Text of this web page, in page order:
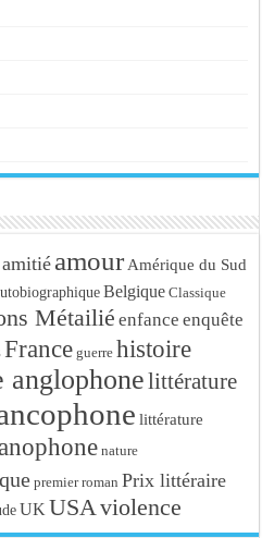
amitié amour Amérique du Sud
Belgique Classique
Métailié enfance enquête
France guerre histoire
anglophonelittérature
littérature
nature
premier roman Prix littéraire
UK USAviolence